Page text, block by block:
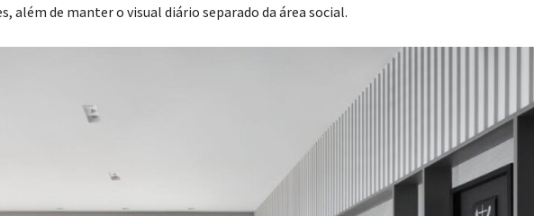
além de manter o visual diário separado da área social.